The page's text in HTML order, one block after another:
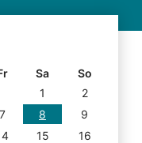
Sa
So
1
2
7 8
9
15
16